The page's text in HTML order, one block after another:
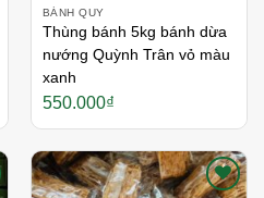
BÁNH QUY
Thùng bánh 5kg bánh dừa
nướng Quỳnh Trân vỏ màu
xanh
550.000₫